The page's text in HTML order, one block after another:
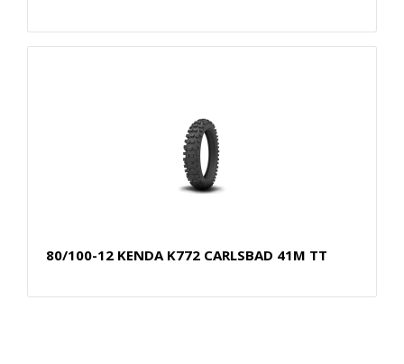
80/100-12 KENDA K772 CARLSBAD 41M TT